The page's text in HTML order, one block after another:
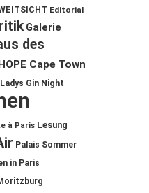
Editorial
Galerie
des
HOPE Cape Town
Ladys Gin Night
à Paris Lesung
Palais Sommer
in Paris